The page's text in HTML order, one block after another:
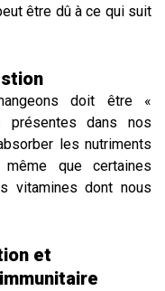
être dû à ce qui suit
doit être «
présentes dans nos
les nutriments
que certaines
vitamines dont nous
et